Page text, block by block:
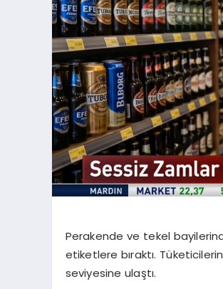
Perakende ve tekel
etiketlere bıraktı.
seviyesine ulaştı.